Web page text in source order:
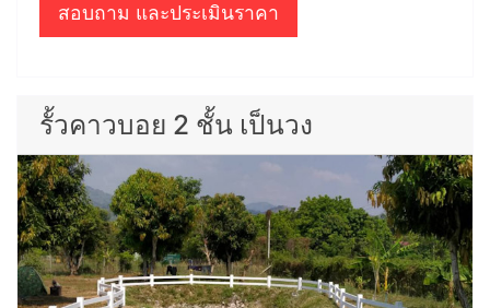
สอบถาม และประเมินราคา
รั้วคาวบอย 2 ชั้น เป็นวง